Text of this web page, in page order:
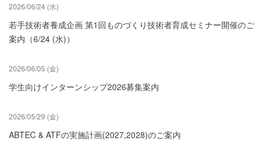
2026/06/24 (水)
若手技術者養成企画 第1回ものづくり技術者育成セミナー開催のご
案内（6/24 (水)）
2026/06/05 (金)
学生向けインターンシップ2026募集案内
2026/05/29 (金)
ABTEC & ATFの実施計画(2027,2028)のご案内